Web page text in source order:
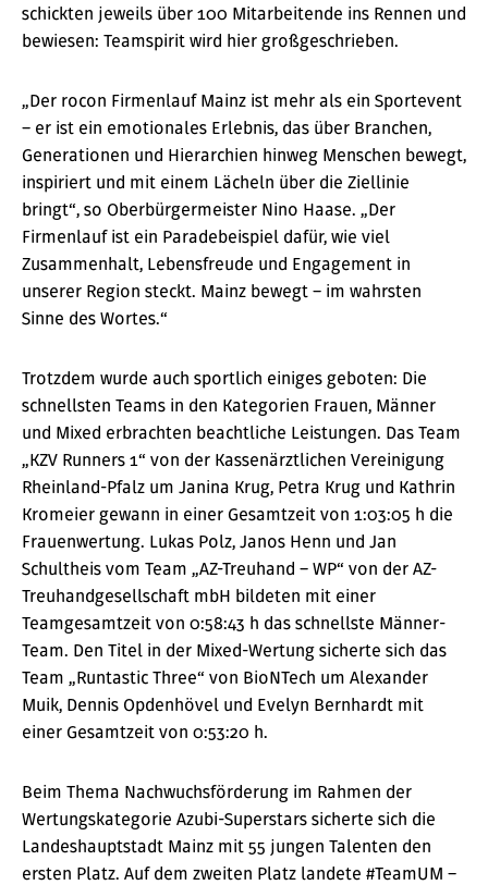
schickten jeweils über 100 Mitarbeitende ins Rennen und
bewiesen: Teamspirit wird hier großgeschrieben.
„Der rocon Firmenlauf Mainz ist mehr als ein Sportevent
– er ist ein emotionales Erlebnis, das über Branchen,
Generationen und Hierarchien hinweg Menschen bewegt,
inspiriert und mit einem Lächeln über die Ziellinie
bringt“, so Oberbürgermeister Nino Haase. „Der
Firmenlauf ist ein Paradebeispiel dafür, wie viel
Zusammenhalt, Lebensfreude und Engagement in
unserer Region steckt. Mainz bewegt – im wahrsten
Sinne des Wortes.“
Trotzdem wurde auch sportlich einiges geboten: Die
schnellsten Teams in den Kategorien Frauen, Männer
und Mixed erbrachten beachtliche Leistungen. Das Team
„KZV Runners 1“ von der Kassenärztlichen Vereinigung
Rheinland-Pfalz um Janina Krug, Petra Krug und Kathrin
Kromeier gewann in einer Gesamtzeit von 1:03:05 h die
Frauenwertung. Lukas Polz, Janos Henn und Jan
Schultheis vom Team „AZ-Treuhand – WP“ von der AZ-
Treuhandgesellschaft mbH bildeten mit einer
Teamgesamtzeit von 0:58:43 h das schnellste Männer-
Team. Den Titel in der Mixed-Wertung sicherte sich das
Team „Runtastic Three“ von BioNTech um Alexander
Muik, Dennis Opdenhövel und Evelyn Bernhardt mit
einer Gesamtzeit von 0:53:20 h.
Beim Thema Nachwuchsförderung im Rahmen der
Wertungskategorie Azubi-Superstars sicherte sich die
Landeshauptstadt Mainz mit 55 jungen Talenten den
ersten Platz. Auf dem zweiten Platz landete #TeamUM –